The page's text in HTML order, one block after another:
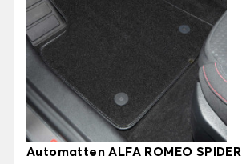
Automatten ALFA ROMEO SPIDER